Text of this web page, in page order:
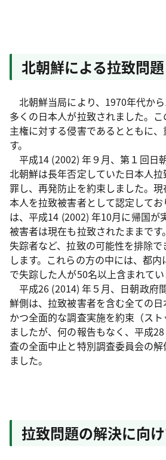
北朝鮮による拉致問題
北朝鮮当局により、1970年代から
多くの日本人が拉致されました。
主権に対する侵害であるとともに
す。
平成14 (2002) 年９月、第１回日
北朝鮮は長年否定していた日本人
罪し、再発防止を約束しました。
本人を拉致被害者として認定して
は、平成14 (2002) 年10月に帰国が
被害者は現在も拉致されたままで
失踪者など、拉致の可能性を排除
します。これらの方の中には、都
で失踪した人が50名以上含まれてい
平成26 (2014) 年５月、日朝政府
鮮側は、拉致被害者を含む全ての
かつ全面的な調査実施を約束（ス
ましたが、何の報告もなく、平成
査の全面中止と特別調査委員会の
ました。
拉致問題の解決に向